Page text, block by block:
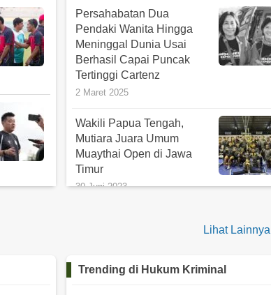
Persahabatan Dua
Pendaki Wanita Hingga
Meninggal Dunia Usai
Berhasil Capai Puncak
Tertinggi Cartenz
2 Maret 2025
Wakili Papua Tengah,
Mutiara Juara Umum
Muaythai Open di Jawa
Timur
30 Juni 2023
The Viking Bakal Gelar
Lihat Lainnya
Trending di Hukum Kriminal